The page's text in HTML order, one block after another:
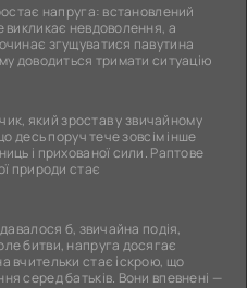
напруга: встановлений
викликає невдоволення, а
згущуватися павутина
доводиться тримати ситуацію
який зростав у звичайному
десь поруч тече зовсім інше
і прихованої сили. Раптове
природи стає
б, звичайна подія,
битви, напруга досягає
вчительки стає іскрою, що
серед батьків. Вони впевнені —